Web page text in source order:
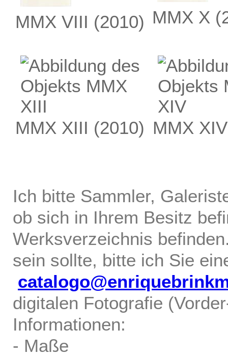
MMX VIII (2010) MMX X
MMX XIII (2010) MMX XIV
Ich bitte Sammler,
ob sich in Ihrem Besitz
Werksverzeichnis
sein sollte, bitte ich Sie
digitalen Fotografie
Informationen:
- Maße